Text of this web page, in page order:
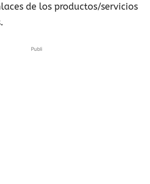
de los productos/servicios
Publi